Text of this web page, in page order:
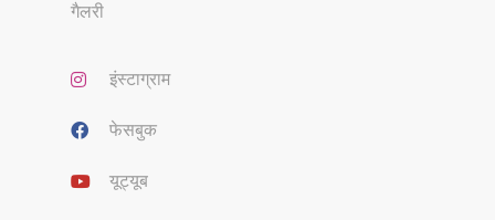
गैलरी
इंस्टाग्राम
फेसबुक
यूट्यूब